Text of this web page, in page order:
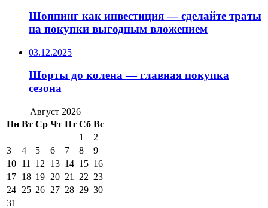
Шоппинг как инвестиция — сделайте траты
на покупки выгодным вложением
03.12.2025
Шорты до колена — главная покупка
сезона
Август 2026
Пн Вт Ср Чт Пт Сб Вс
1
2
3
4 5 6 7 8
9
10 11 12 13 14 15 16
17 18 19 20 21 22 23
24 25 26 27 28 29 30
31